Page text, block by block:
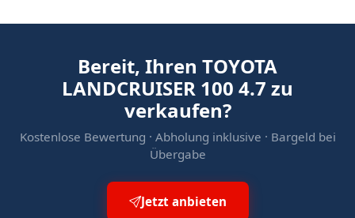
Bereit, Ihren TOYOTA
LANDCRUISER 100 4.7 zu
verkaufen?
Kostenlose Bewertung · Abholung inklusive · Bargeld bei
Übergabe
Jetzt anbieten